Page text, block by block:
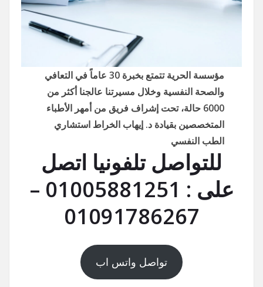
مؤسسة الحرية تتمتع بخبرة 30 عاماً في التعافي
والصحة النفسية وخلال مسيرتنا عالجنا أكثر من
6000 حالة، تحت إشراف فريق من أمهر الأطباء
المتخصصين بقيادة د. إيهاب الخراط استشاري
الطب النفسي
للتواصل تلفونيا اتصل
على : 01005881251 –
01091786267
تواصل واتس اب